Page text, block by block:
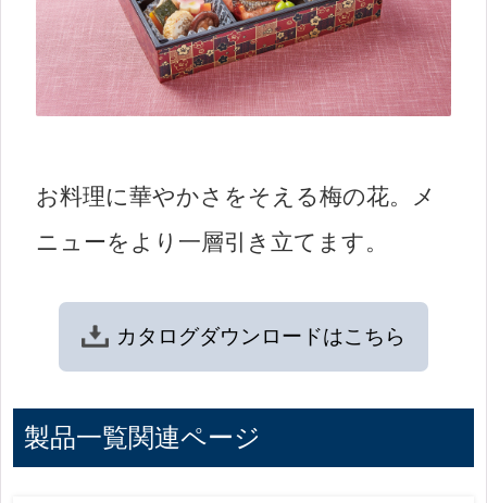
お料理に華やかさをそえる梅の花。メ
ニューをより一層引き立てます。
カタログダウンロードはこちら
製品一覧関連ページ